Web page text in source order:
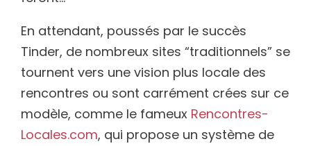
En attendant, poussés par le succès
Tinder, de nombreux sites “traditionnels” se
tournent vers une vision plus locale des
rencontres ou sont carrément crées sur ce
modèle, comme le fameux Rencontres-
Locales.com, qui propose un système de